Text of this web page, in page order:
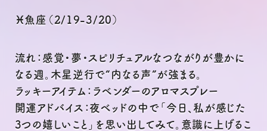
♓魚座（2/19-3/20）
流れ：感覚・夢・スピリチュアルなつながりが豊かに
なる週。木星逆行で“内なる声”が強まる。
ラッキーアイテム：ラベンダーのアロマスプレー
開運アドバイス：夜ベッドの中で「今日、私が感じた
3つの嬉しいこと」を思い出してみて。意識に上げるこ